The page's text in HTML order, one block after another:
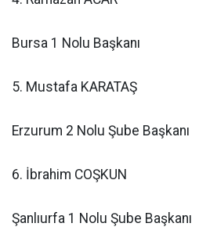
Bursa 1 Nolu Başkanı
5. Mustafa KARATAŞ
Erzurum 2 Nolu Şube Başkanı
6. İbrahim COŞKUN
Şanlıurfa 1 Nolu Şube Başkanı